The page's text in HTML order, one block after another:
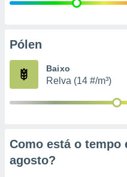
e
de
Pólen
Baixo
Relva (14 #/m³)
Como está o tempo
agosto?